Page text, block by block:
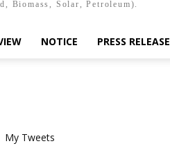
Biomass, Solar, Petroleum).
NOTICE PRESS RELEASE
My Tweets